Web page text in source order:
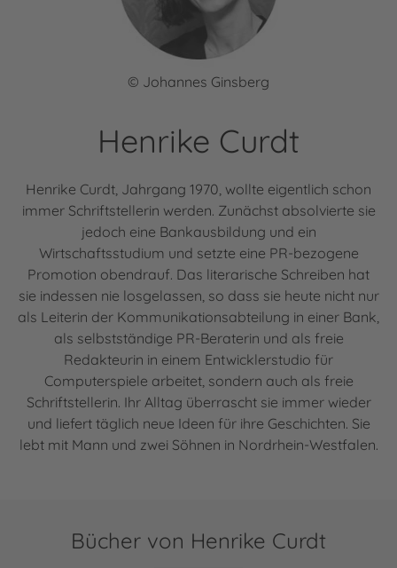
© Johannes Ginsberg
Henrike Curdt
Henrike Curdt, Jahrgang 1970, wollte eigentlich schon
immer Schriftstellerin werden. Zunächst absolvierte sie
jedoch eine Bankausbildung und ein
Wirtschaftsstudium und setzte eine PR-bezogene
Promotion obendrauf. Das literarische Schreiben hat
sie indessen nie losgelassen, so dass sie heute nicht nur
als Leiterin der Kommunikationsabteilung in einer Bank,
als selbstständige PR-Beraterin und als freie
Redakteurin in einem Entwicklerstudio für
Computerspiele arbeitet, sondern auch als freie
Schriftstellerin. Ihr Alltag überrascht sie immer wieder
und liefert täglich neue Ideen für ihre Geschichten. Sie
lebt mit Mann und zwei Söhnen in Nordrhein-Westfalen.
Bücher von Henrike Curdt